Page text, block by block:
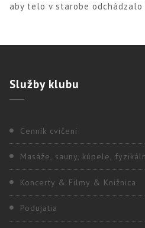
aby telo v starobe
Službyklubu
Cenník cvičení
Masáže, sauny, kúpele,
Koncerty & Filmy & Knižnica
Podujatia